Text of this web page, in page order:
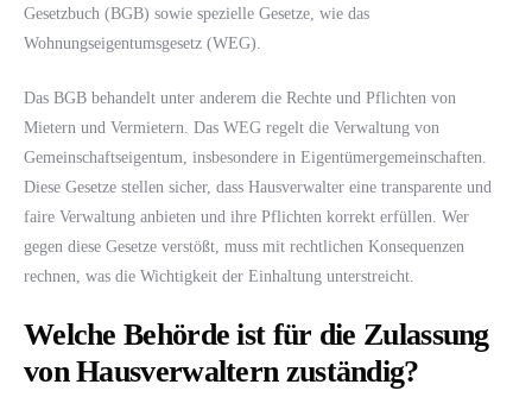
Gesetzbuch (BGB) sowie spezielle Gesetze, wie das
Wohnungseigentumsgesetz (WEG).
Das BGB behandelt unter anderem die Rechte und Pflichten von
Mietern und Vermietern. Das WEG regelt die Verwaltung von
Gemeinschaftseigentum, insbesondere in Eigentümergemeinschaften.
Diese Gesetze stellen sicher, dass Hausverwalter eine transparente und
faire Verwaltung anbieten und ihre Pflichten korrekt erfüllen. Wer
gegen diese Gesetze verstößt, muss mit rechtlichen Konsequenzen
rechnen, was die Wichtigkeit der Einhaltung unterstreicht.
Welche Behörde ist für die Zulassung
von Hausverwaltern zuständig?